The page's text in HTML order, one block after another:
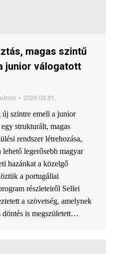
magas szintű
junior válogatott
2026.03.31.
új szintre emeli a junior
strukturált, magas
rendszer létrehozása,
legerősebb magyar
hazánkat a közelgő
a portugáliai
részleteiről Sellei
a szövetség, amelynek
döntés is megszületett…